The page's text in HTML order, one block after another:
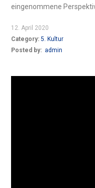
eingenommene
12. April 2020
Category:5. Kultur
Posted by: admin